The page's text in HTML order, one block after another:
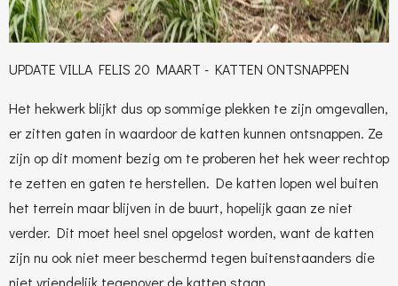
UPDATE VILLA FELIS 20 MAART - KATTEN ONTSNAPPEN
Het hekwerk blijkt dus op sommige plekken te zijn omgevallen,
er zitten gaten in waardoor de katten kunnen ontsnappen. Ze
zijn op dit moment bezig om te proberen het hek weer rechtop
te zetten en gaten te herstellen. De katten lopen wel buiten
het terrein maar blijven in de buurt, hopelijk gaan ze niet
verder. Dit moet heel snel opgelost worden, want de katten
zijn nu ook niet meer beschermd tegen buitenstaanders die
niet vriendelijk tegenover de katten staan.